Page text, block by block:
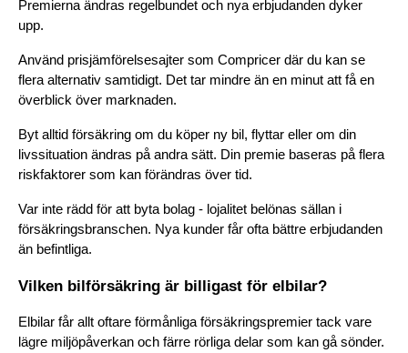
Premierna ändras regelbundet och nya erbjudanden dyker
upp.
Använd prisjämförelsesajter som Compricer där du kan se
flera alternativ samtidigt. Det tar mindre än en minut att få en
överblick över marknaden.
Byt alltid försäkring om du köper ny bil, flyttar eller om din
livssituation ändras på andra sätt. Din premie baseras på flera
riskfaktorer som kan förändras över tid.
Var inte rädd för att byta bolag - lojalitet belönas sällan i
försäkringsbranschen. Nya kunder får ofta bättre erbjudanden
än befintliga.
Vilken bilförsäkring är billigast för elbilar?
Elbilar får allt oftare förmånliga försäkringspremier tack vare
lägre miljöpåverkan och färre rörliga delar som kan gå sönder.